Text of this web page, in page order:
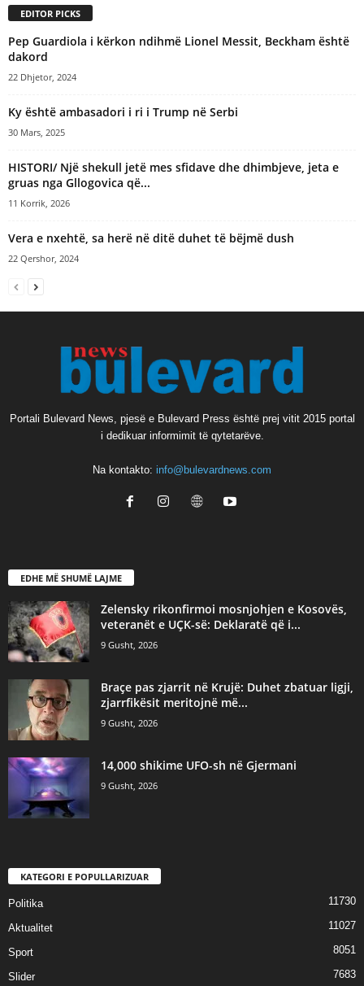
EDITOR PICKS
Pep Guardiola i kërkon ndihmë Lionel Messit, Beckham është
dakord
22 Dhjetor, 2024
​Ky është ambasadori i ri i Trump në Serbi
30 Mars, 2025
HISTORI/ Një shekull jetë mes sfidave dhe dhimbjeve, jeta e
gruas nga Gllogovica që...
11 Korrik, 2026
Vera e nxehtë, sa herë në ditë duhet të bëjmë dush
22 Qershor, 2024
Portali Bulevard News, pjesë e Bulevard Press është prej vitit 2015 portal
i dedikuar informimit të qytetarëve.
Na kontakto: info@bulevardnews.com
EDHE MË SHUMË LAJME
Zelensky rikonfirmoi mosnjohjen e Kosovës,
veteranët e UÇK-së: Deklaratë që i...
9 Gusht, 2026
Braçe pas zjarrit në Krujë: Duhet zbatuar ligji,
zjarrfikësit meritojnë më...
9 Gusht, 2026
14,000 shikime UFO-sh në Gjermani
9 Gusht, 2026
KATEGORI E POPULLARIZUAR
Politika 11730
Aktualitet 11027
Sport 8051
Slider 7683